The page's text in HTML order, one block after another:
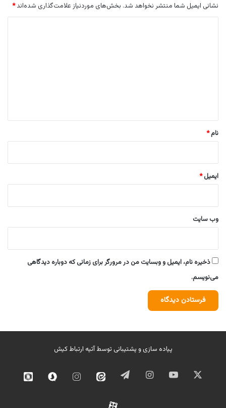
نشانی ایمیل شما منتشر نخواهد شد. بخش‌های موردنیاز علامت‌گذاری شده‌اند*
نام*
ایمیل*
وب‌ سایت
ذخیره نام، ایمیل و وبسایت من در مرورگر برای زمانی که دوباره دیدگاهی
می‌نویسم.
پیاده سازی و پشتیبانی توسطآتیه ارتباط کیش
ایکس یوتیوب اینستاگرامتلگرام ایتا
اینستاگرامسروش